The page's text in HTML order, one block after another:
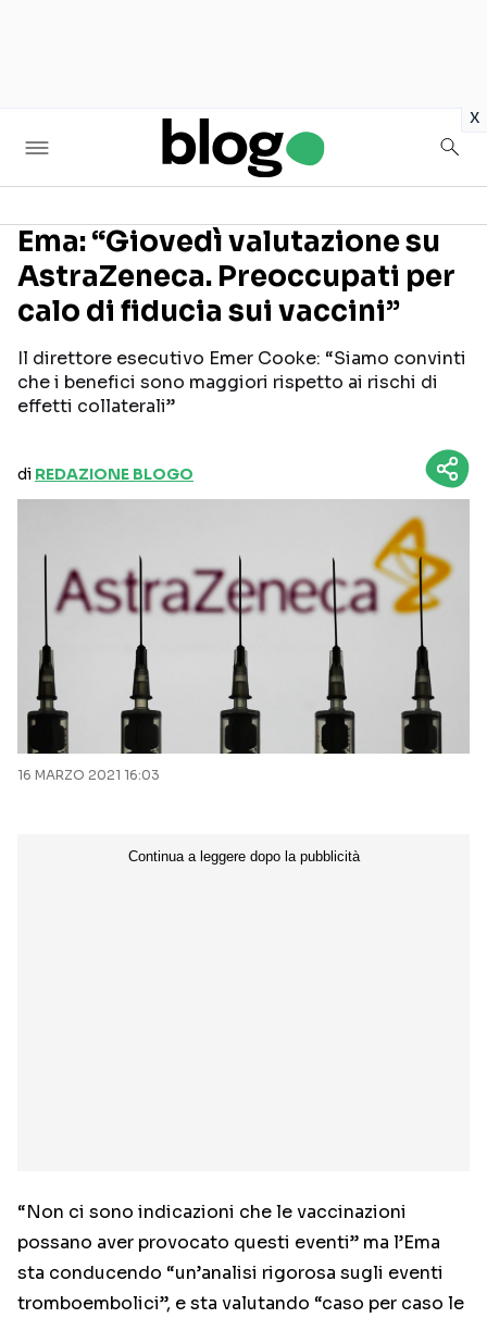
x
Seguici sui social
Ema: “Giovedì valutazione su
AstraZeneca. Preoccupati per
calo di fiducia sui vaccini”
Il direttore esecutivo Emer Cooke: “Siamo convinti
che i benefici sono maggiori rispetto ai rischi di
effetti collaterali”
di REDAZIONE BLOGO
16 MARZO 2021 16:03
“Non ci sono indicazioni che le vaccinazioni
possano aver provocato questi eventi” ma l’Ema
sta conducendo “un’analisi rigorosa sugli eventi
tromboembolici”, e sta valutando “caso per caso le